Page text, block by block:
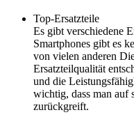
Top-Ersatzteile
Es gibt verschiedene
Smartphones gibt es
von vielen anderen
Ersatzteilqualität
und die
wichtig, dass man auf
zurückgreift.